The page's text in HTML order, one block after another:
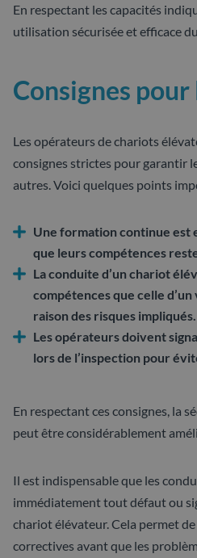
En respectant les capacités
utilisation sécurisée et efficace
Consignes
Les opérateurs de chariots
consignes strictes pour garantir
autres. Voici quelques points
Une formation continue est
que leurs compétences
La conduite d’un chariot
compétences que celle
raison des risques impliqués.
Les opérateurs doivent
lors de l’inspection pour
En respectant ces consignes, la
peut être considérablement
Il est indispensable que les
immédiatement tout défaut ou
chariot élévateur. Cela permet
correctives avant que les